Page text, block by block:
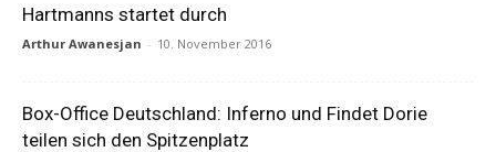
Hartmanns startet durch
Arthur Awanesjan - 10. November 2016
Box-Office Deutschland: Inferno und Findet Dorie
teilen sich den Spitzenplatz